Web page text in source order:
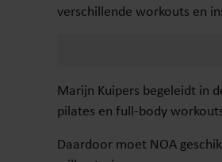
verschillende workouts en
Marijn Kuipers begeleidt in
pilates en full-body
Daardoor moet NOA